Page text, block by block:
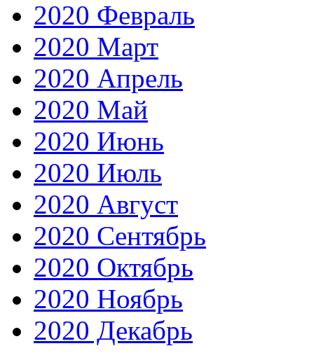
2020 Февраль
2020 Март
2020 Апрель
2020 Май
2020 Июнь
2020 Июль
2020 Август
2020 Сентябрь
2020 Октябрь
2020 Ноябрь
2020 Декабрь